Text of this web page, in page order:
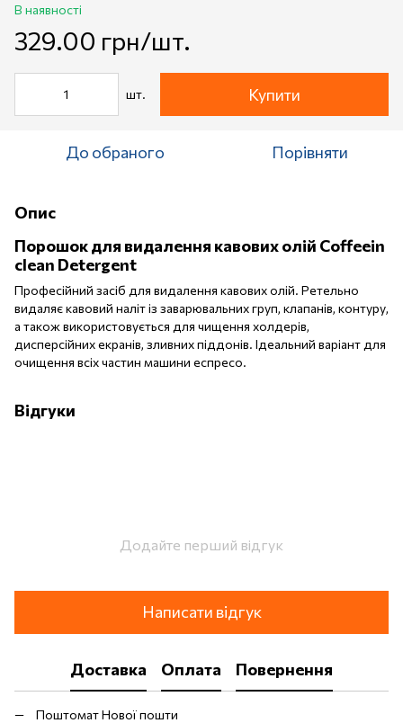
В наявності
329.00 грн/шт.
шт. Купити
До обраного Порівняти
Опис
Порошок для видалення кавових олій Coffeein
clean Detergent
Професійний засіб для видалення кавових олій. Ретельно
видаляє кавовий наліт із заварювальних груп, клапанів, контуру,
а також використовується для чищення холдерів,
дисперсійних екранів, зливних піддонів. Ідеальний варіант для
очищення всіх частин машини еспресо.
Відгуки
Додайте перший відгук
Написати відгук
Доставка Оплата Повернення
Поштомат Нової пошти